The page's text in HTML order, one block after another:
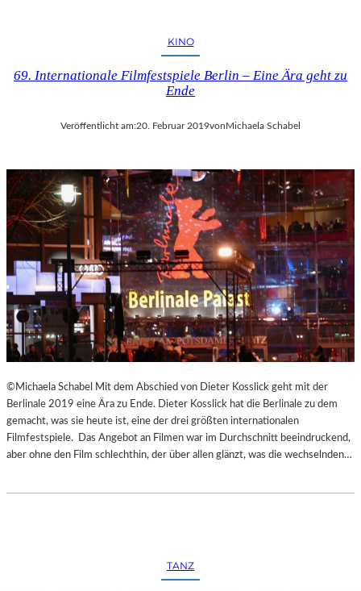
KINO
69. Internationale Filmfestspiele Berlin – Eine Ära geht zu
Ende
Veröffentlicht am:20. Februar 2019vonMichaela Schabel
©Michaela Schabel Mit dem Abschied von Dieter Kosslick geht mit der
Berlinale 2019 eine Ära zu Ende. Dieter Kosslick hat die Berlinale zu dem
gemacht, was sie heute ist, eine der drei größten internationalen
Filmfestspiele. Das Angebot an Filmen war im Durchschnitt beeindruckend,
aber ohne den Film schlechthin, der über allen glänzt, was die wechselnden…
TANZ